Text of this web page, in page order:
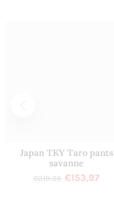
Japan TKY Taro pants
savanne
€219,95 €153,97